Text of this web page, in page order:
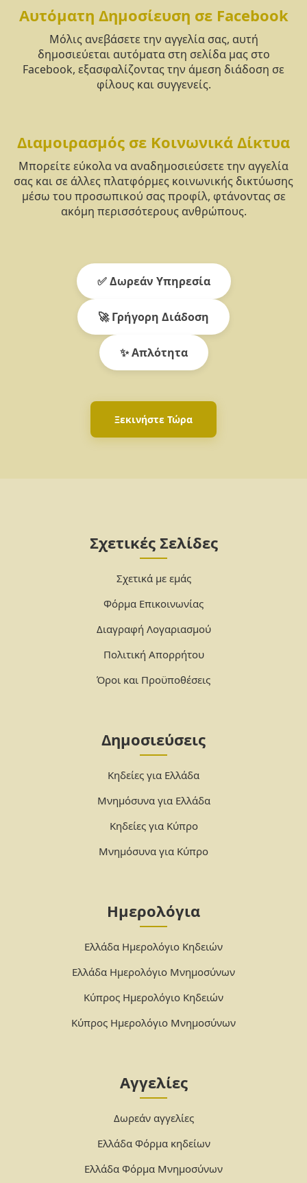
Αυτόματη Δημοσίευση σε Facebook
Μόλις ανεβάσετε την αγγελία σας, αυτή
δημοσιεύεται αυτόματα στη σελίδα μας στο
Facebook, εξασφαλίζοντας την άμεση διάδοση σε
φίλους και συγγενείς.
Διαμοιρασμός σε Κοινωνικά Δίκτυα
Μπορείτε εύκολα να αναδημοσιεύσετε την αγγελία
σας και σε άλλες πλατφόρμες κοινωνικής δικτύωσης
μέσω του προσωπικού σας προφίλ, φτάνοντας σε
ακόμη περισσότερους ανθρώπους.
✅ Δωρεάν Υπηρεσία
🚀 Γρήγορη Διάδοση
✨ Απλότητα
Ξεκινήστε Τώρα
Σχετικές Σελίδες
Σχετικά με εμάς
Φόρμα Επικοινωνίας
Διαγραφή Λογαριασμού
Πολιτική Απορρήτου
Όροι και Προϋποθέσεις
Δημοσιεύσεις
Κηδείες για Ελλάδα
Μνημόσυνα για Ελλάδα
Κηδείες για Κύπρο
Μνημόσυνα για Κύπρο
Ημερολόγια
Ελλάδα Ημερολόγιο Κηδειών
Ελλάδα Ημερολόγιο Μνημοσύνων
Κύπρος Ημερολόγιο Κηδειών
Κύπρος Ημερολόγιο Μνημοσύνων
Αγγελίες
Δωρεάν αγγελίες
Ελλάδα Φόρμα κηδείων
Ελλάδα Φόρμα Μνημοσύνων